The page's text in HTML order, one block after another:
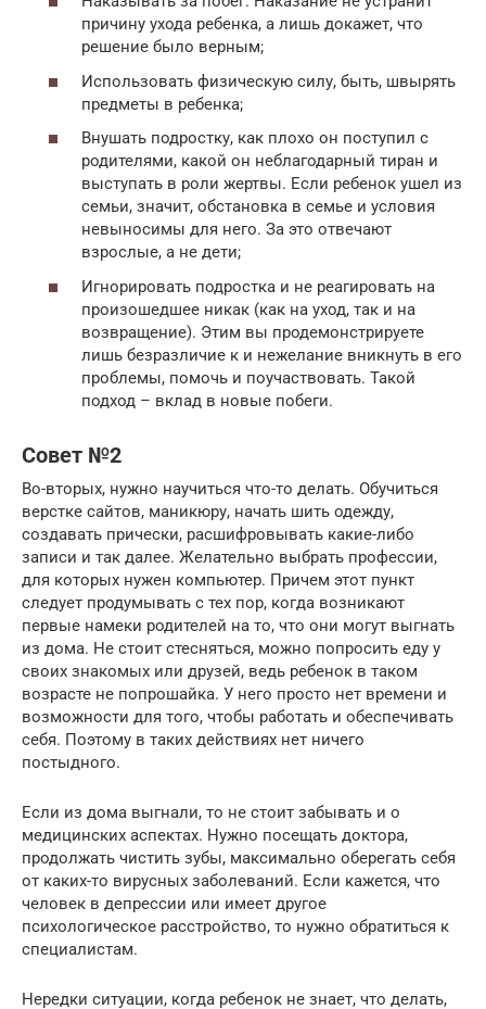
причину ухода ребенка, а лишь докажет, что
решение было верным;
Использовать физическую силу, быть, швырять
предметы в ребенка;
Внушать подростку, как плохо он поступил с
родителями, какой он неблагодарный тиран и
выступать в роли жертвы. Если ребенок ушел из
семьи, значит, обстановка в семье и условия
невыносимы для него. За это отвечают
взрослые, а не дети;
Игнорировать подростка и не реагировать на
произошедшее никак (как на уход, так и на
возвращение). Этим вы продемонстрируете
лишь безразличие к и нежелание вникнуть в его
проблемы, помочь и поучаствовать. Такой
подход – вклад в новые побеги.
Совет №2
Во-вторых, нужно научиться что-то делать. Обучиться
верстке сайтов, маникюру, начать шить одежду,
создавать прически, расшифровывать какие-либо
записи и так далее. Желательно выбрать профессии,
для которых нужен компьютер. Причем этот пункт
следует продумывать с тех пор, когда возникают
первые намеки родителей на то, что они могут выгнать
из дома. Не стоит стесняться, можно попросить еду у
своих знакомых или друзей, ведь ребенок в таком
возрасте не попрошайка. У него просто нет времени и
возможности для того, чтобы работать и обеспечивать
себя. Поэтому в таких действиях нет ничего
постыдного.
Если из дома выгнали, то не стоит забывать и о
медицинских аспектах. Нужно посещать доктора,
продолжать чистить зубы, максимально оберегать себя
от каких-то вирусных заболеваний. Если кажется, что
человек в депрессии или имеет другое
психологическое расстройство, то нужно обратиться к
специалистам.
Нередки ситуации, когда ребенок не знает, что делать,